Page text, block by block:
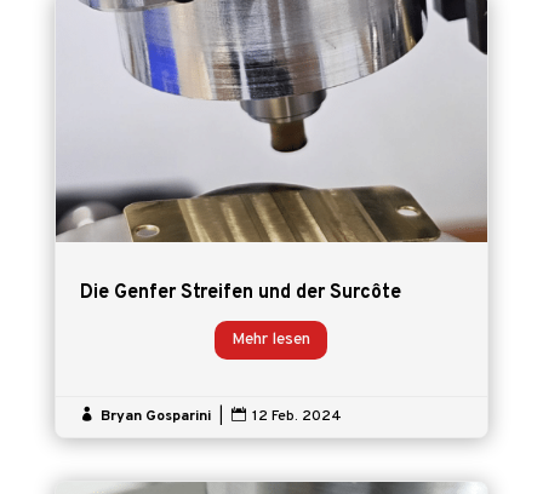
Die Genfer Streifen und der Surcôte
Mehr lesen
 Bryan Gosparini  12 Feb. 2024